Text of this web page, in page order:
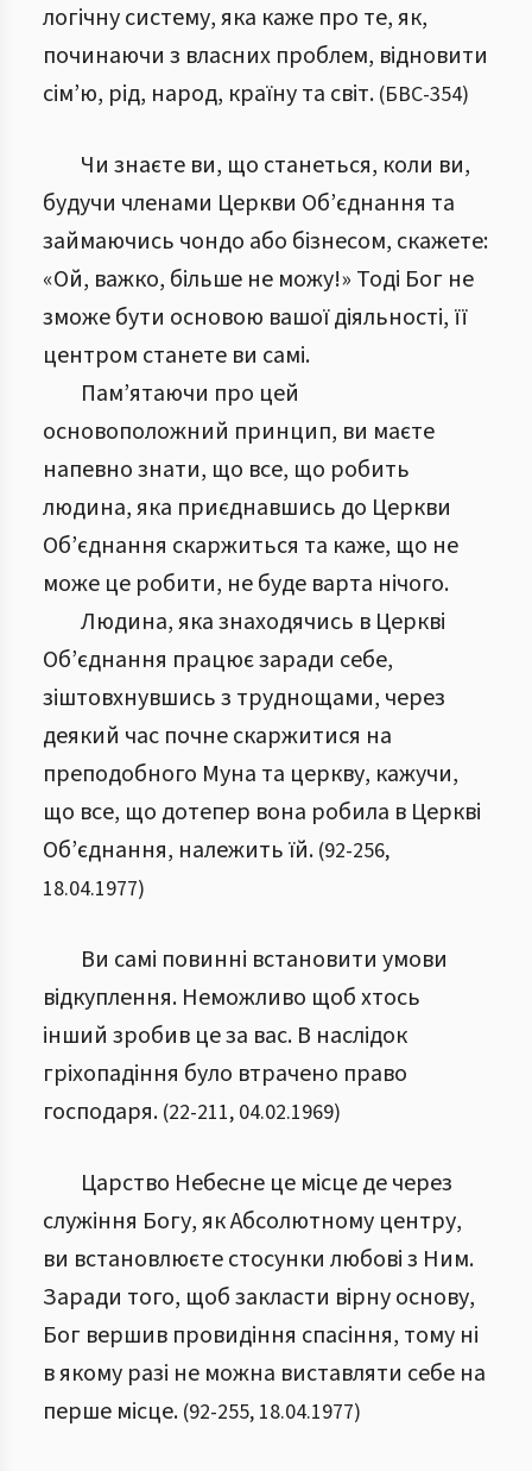
логічну систему, яка каже про те, як,
починаючи з власних проблем, відновити
сім’ю, рід, народ, країну та світ. (БВС-354)
Чи знаєте ви, що станеться, коли ви,
будучи членами Церкви Об’єднання та
займаючись чондо або бізнесом, скажете:
«Ой, важко, більше не можу!» Тоді Бог не
зможе бути основою вашої діяльності, її
центром станете ви самі.
Пам’ятаючи про цей
основоположний принцип, ви маєте
напевно знати, що все, що робить
людина, яка приєднавшись до Церкви
Об’єднання скаржиться та каже, що не
може це робити, не буде варта нічого.
Людина, яка знаходячись в Церкві
Об’єднання працює заради себе,
зіштовхнувшись з труднощами, через
деякий час почне скаржитися на
преподобного Муна та церкву, кажучи,
що все, що дотепер вона робила в Церкві
Об’єднання, належить їй. (92-256,
18.04.1977)
Ви самі повинні встановити умови
відкуплення. Неможливо щоб хтось
інший зробив це за вас. В наслідок
гріхопадіння було втрачено право
господаря. (22-211, 04.02.1969)
Царство Небесне це місце де через
служіння Богу, як Абсолютному центру,
ви встановлюєте стосунки любові з Ним.
Заради того, щоб закласти вірну основу,
Бог вершив провидіння спасіння, тому ні
в якому разі не можна виставляти себе на
перше місце. (92-255, 18.04.1977)